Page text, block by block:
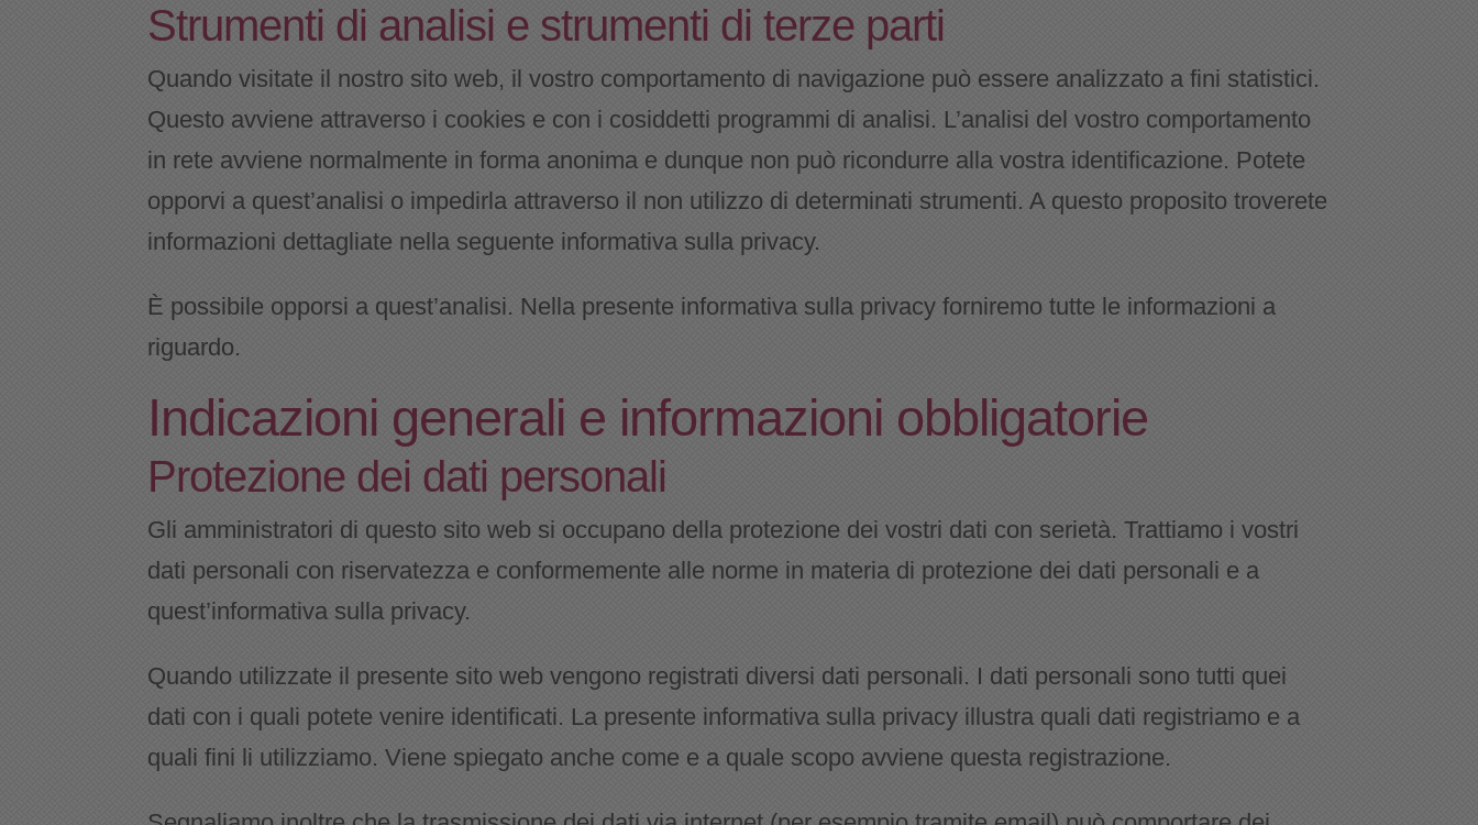
Strumenti di analisi e strumenti di terze parti
Quando visitate il nostro sito web, il vostro comportamento di navigazione può essere analizzato a fini statistici.
Questo avviene attraverso i cookies e con i cosiddetti programmi di analisi. L’analisi del vostro comportamento
in rete avviene normalmente in forma anonima e dunque non può ricondurre alla vostra identificazione. Potete
opporvi a quest’analisi o impedirla attraverso il non utilizzo di determinati strumenti. A questo proposito troverete
informazioni dettagliate nella seguente informativa sulla privacy.
È possibile opporsi a quest’analisi. Nella presente informativa sulla privacy forniremo tutte le informazioni a
riguardo.
Indicazioni generali e informazioni obbligatorie
Protezione dei dati personali
Gli amministratori di questo sito web si occupano della protezione dei vostri dati con serietà. Trattiamo i vostri
dati personali con riservatezza e conformemente alle norme in materia di protezione dei dati personali e a
quest’informativa sulla privacy.
Quando utilizzate il presente sito web vengono registrati diversi dati personali. I dati personali sono tutti quei
dati con i quali potete venire identificati. La presente informativa sulla privacy illustra quali dati registriamo e a
quali fini li utilizziamo. Viene spiegato anche come e a quale scopo avviene questa registrazione.